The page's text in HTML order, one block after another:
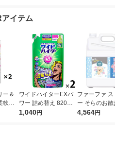
イテム
ー＆
軟剤
1500
ワイドハイターEXパ
ワー 詰め替え 820ml
1セット（2個入) 洗濯
1,040円
ファーファ
ー そらのお
ーラルソープ
4,564円